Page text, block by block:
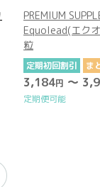
PREMIUM
プルタブレット
定期初回割引
3,184円～
定期便可能